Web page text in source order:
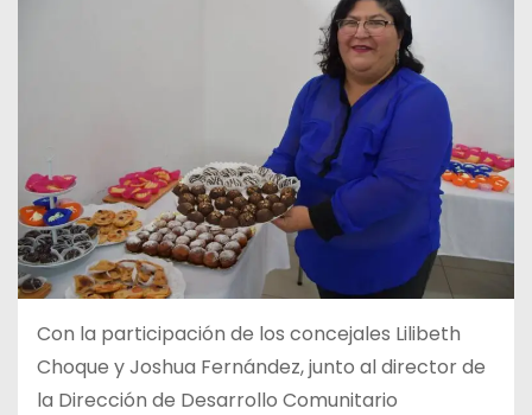
Con la participación de los concejales Lilibeth
Choque y Joshua Fernández, junto al director de
la Dirección de Desarrollo Comunitario